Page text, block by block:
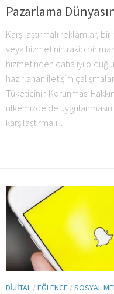
Pazarlama
Karşılaştırmalı reklamlar, bir
veya hizmetinin rakip bir
hizmetinden daha iyi
hazırlanan iletişim
Tüketicinin Korunması
ülkemizde de
karşılaştırmalı...
DIJITAL /EĞLENCE /SOSYAL